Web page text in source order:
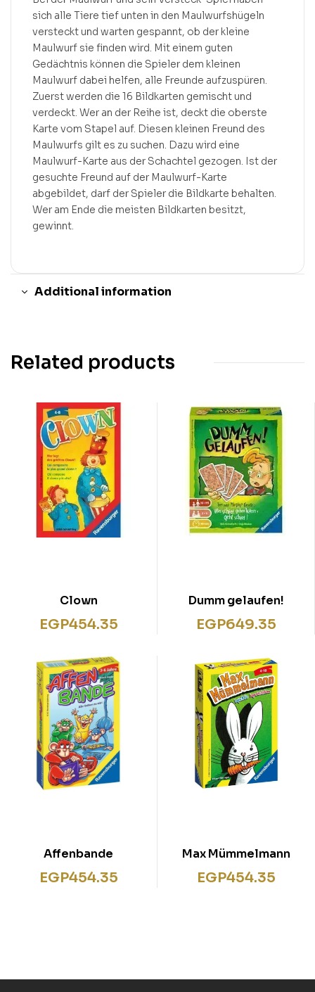
sich alle Tiere tief unten in den Maulwurfshügeln
versteckt und warten gespannt, ob der kleine
Maulwurf sie finden wird. Mit einem guten
Gedächtnis können die Spieler dem kleinen
Maulwurf dabei helfen, alle Freunde aufzuspüren.
Zuerst werden die 16 Bildkarten gemischt und
verdeckt. Wer an der Reihe ist, deckt die oberste
Karte vom Stapel auf. Diesen kleinen Freund des
Maulwurfs gilt es zu suchen. Dazu wird eine
Maulwurf-Karte aus der Schachtel gezogen. Ist der
gesuchte Freund auf der Maulwurf-Karte
abgebildet, darf der Spieler die Bildkarte behalten.
Wer am Ende die meisten Bildkarten besitzt,
gewinnt.
Additional information
Related products
Clown
EGP454.35
Dumm gelaufen!
EGP649.35
Affenbande
EGP454.35
Max Mümmelmann
EGP454.35